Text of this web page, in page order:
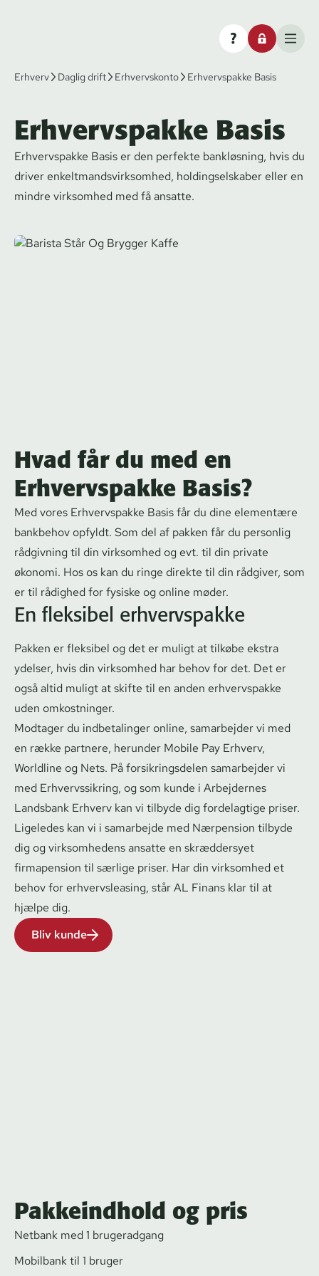
Erhverv Daglig drift Erhvervskonto Erhvervspakke Basis
Erhvervspakke Basis
Erhvervspakke Basis er den perfekte bankløsning, hvis du
driver en­kelt­mands­virk­som­hed, hol­dings­el­ska­ber eller en
mindre virksomhed med få ansatte.
Hvad får du med en
Erhvervspakke Basis?
Med vores Erhvervspakke Basis får du dine elementære
bankbehov opfyldt. Som del af pakken får du personlig
rådgivning til din virksomhed og evt. til din private
økonomi. Hos os kan du ringe direkte til din rådgiver, som
er til rådighed for fysiske og online møder.
En fleksibel erhvervspakke
Pakken er fleksibel og det er muligt at tilkøbe ekstra
ydelser, hvis din virksomhed har behov for det. Det er
også altid muligt at skifte til en anden erhvervspakke
uden omkostninger.
Modtager du indbetalinger online, samarbejder vi med
en række partnere, herunder Mobile Pay Erhverv,
Worldline og Nets. På for­sik­rings­delen samarbejder vi
med Er­hvervs­sik­ring, og som kunde i Arbejdernes
Landsbank Erhverv kan vi tilbyde dig fordelagtige priser.
Ligeledes kan vi i samarbejde med Nærpension tilbyde
dig og virksomhedens ansatte en skræddersyet
firmapension til særlige priser. Har din virksomhed et
behov for er­hvervs­lea­sing, står AL Finans klar til at
hjælpe dig.
Bliv kunde
Pakkeindhold og pris
Netbank med 1 brugeradgang
Mobilbank til 1 bruger